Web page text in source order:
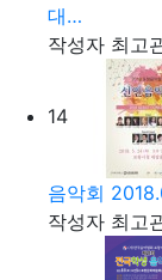
대…
작성자 최고
14
음악회
작성자 최고